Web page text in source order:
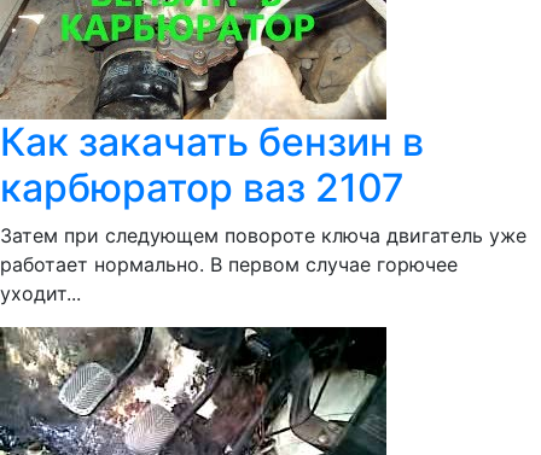
Как закачать бензин в
карбюратор ваз 2107
Затем при следующем повороте ключа двигатель уже
работает нормально. В первом случае горючее
уходит...